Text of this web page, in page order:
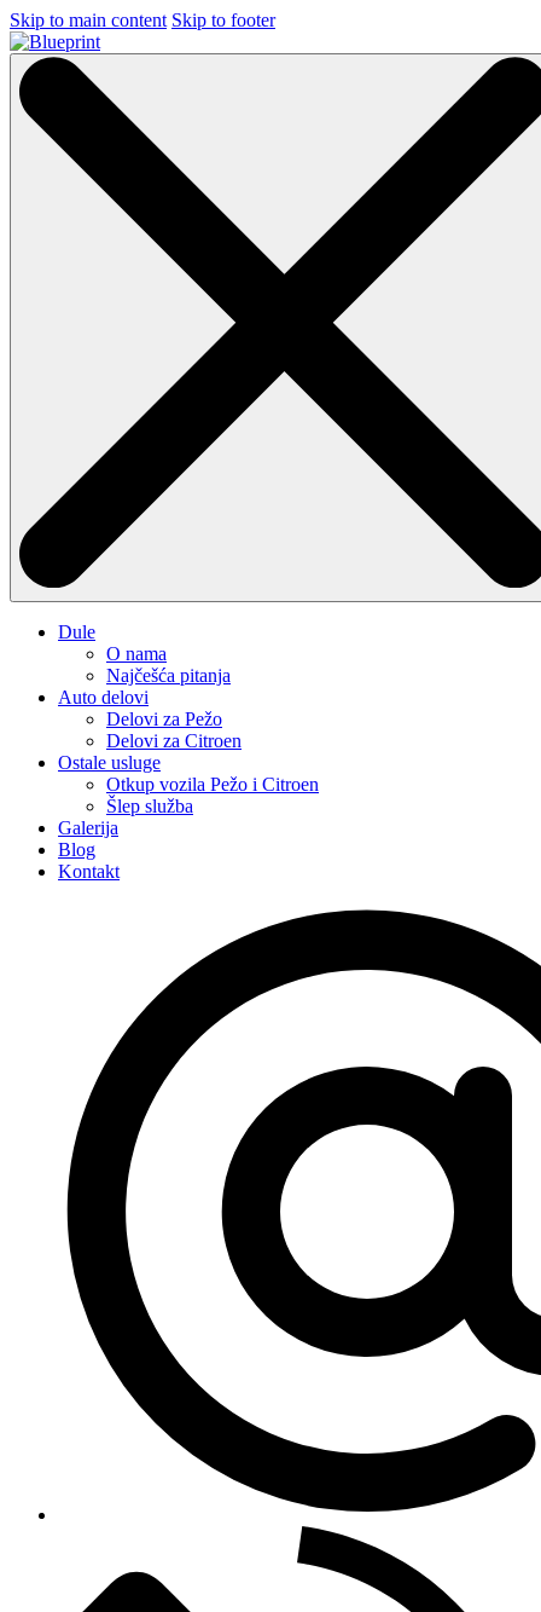
Skip to main content Skip to footer
Dule
O nama
Najčešća pitanja
Auto delovi
Delovi za Pežo
Delovi za Citroen
Ostale usluge
Otkup vozila Pežo i Citroen
Šlep služba
Galerija
Blog
Kontakt